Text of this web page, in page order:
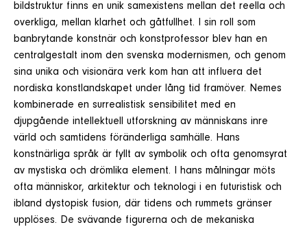
bildstruktur finns en unik samexistens mellan det reella och
overkliga, mellan klarhet och gåtfullhet. I sin roll som
banbrytande konstnär och konstprofessor blev han en
centralgestalt inom den svenska modernismen, och genom
sina unika och visionära verk kom han att influera det
nordiska konstlandskapet under lång tid framöver. Nemes
kombinerade en surrealistisk sensibilitet med en
djupgående intellektuell utforskning av människans inre
värld och samtidens föränderliga samhälle. Hans
konstnärliga språk är fyllt av symbolik och ofta genomsyrat
av mystiska och drömlika element. I hans målningar möts
ofta människor, arkitektur och teknologi i en futuristisk och
ibland dystopisk fusion, där tidens och rummets gränser
upplöses. De svävande figurerna och de mekaniska